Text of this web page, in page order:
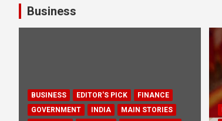
Business
BUSINESS EDITOR'S PICK
FINANCE
GOVERNMENT
INDIA
MAIN STORIES